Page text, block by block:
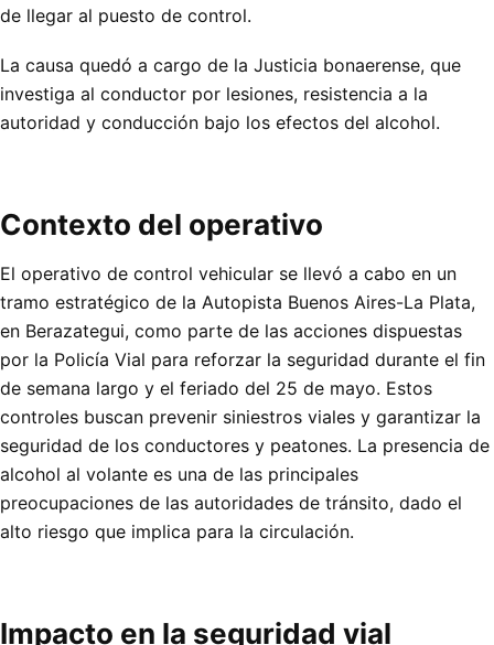
de llegar al puesto de control.
La causa quedó a cargo de la Justicia bonaerense, que
investiga al conductor por lesiones, resistencia a la
autoridad y conducción bajo los efectos del alcohol.
Contexto del operativo
El operativo de control vehicular se llevó a cabo en un
tramo estratégico de la Autopista Buenos Aires-La Plata,
en Berazategui, como parte de las acciones dispuestas
por la Policía Vial para reforzar la seguridad durante el fin
de semana largo y el feriado del 25 de mayo. Estos
controles buscan prevenir siniestros viales y garantizar la
seguridad de los conductores y peatones. La presencia de
alcohol al volante es una de las principales
preocupaciones de las autoridades de tránsito, dado el
alto riesgo que implica para la circulación.
Impacto en la seguridad vial